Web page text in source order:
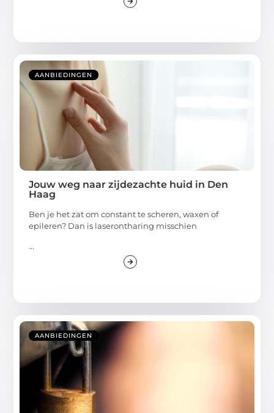
AANBIEDINGEN
Jouw weg naar zijdezachte huid in Den
Haag
Ben je het zat om constant te scheren, waxen of
epileren? Dan is laserontharing misschien
...
AANBIEDINGEN